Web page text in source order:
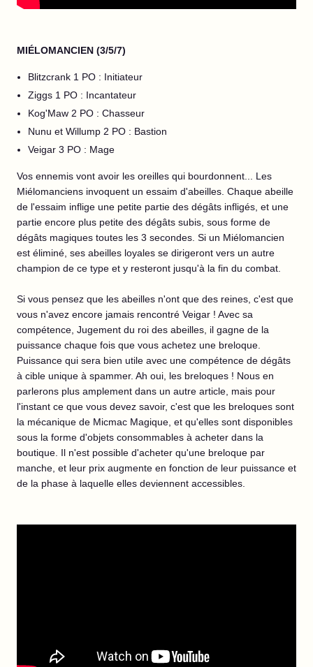
MIÉLOMANCIEN (3/5/7)
Blitzcrank 1 PO : Initiateur
Ziggs 1 PO : Incantateur
Kog'Maw 2 PO : Chasseur
Nunu et Willump 2 PO : Bastion
Veigar 3 PO : Mage
Vos ennemis vont avoir les oreilles qui bourdonnent... Les
Miélomanciens invoquent un essaim d'abeilles. Chaque abeille
de l'essaim inflige une petite partie des dégâts infligés, et une
partie encore plus petite des dégâts subis, sous forme de
dégâts magiques toutes les 3 secondes. Si un Miélomancien
est éliminé, ses abeilles loyales se dirigeront vers un autre
champion de ce type et y resteront jusqu'à la fin du combat.
Si vous pensez que les abeilles n'ont que des reines, c'est que
vous n'avez encore jamais rencontré Veigar ! Avec sa
compétence, Jugement du roi des abeilles, il gagne de la
puissance chaque fois que vous achetez une breloque.
Puissance qui sera bien utile avec une compétence de dégâts
à cible unique à spammer. Ah oui, les breloques ! Nous en
parlerons plus amplement dans un autre article, mais pour
l'instant ce que vous devez savoir, c'est que les breloques sont
la mécanique de Micmac Magique, et qu'elles sont disponibles
sous la forme d'objets consommables à acheter dans la
boutique. Il n'est possible d'acheter qu'une breloque par
manche, et leur prix augmente en fonction de leur puissance et
de la phase à laquelle elles deviennent accessibles.